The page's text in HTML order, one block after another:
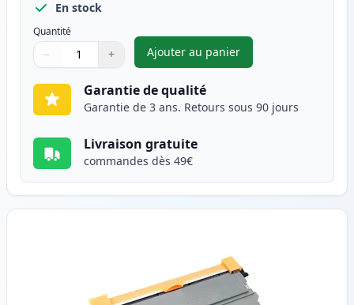
En stock
Quantité
Quantité
Utilisez les boutons pour ajuster
− +
Quantité
Ajouter au panier
,Pack de 2 Brother TN2220
Garantie de qualité
Garantie de 3 ans. Retours sous 90 jours
Livraison gratuite
commandes dès 49€